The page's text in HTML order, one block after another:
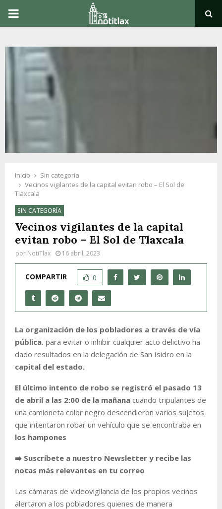
PRIMARY
Inicio
Sin categoría
Vecinos vigilantes de la capital evitan robo – El Sol de
Tlaxcala
SIN CATEGORÍA
Vecinos vigilantes de la capital
evitan robo – El Sol de Tlaxcala
por NotiTlax 16 abril, 2023
COMPARTIR 0
La organización de los pobladores a través de vía
pública. para evitar o inhibir cualquier acto delictivo ha
dado resultados en la delegación de San Isidro en la
capital del estado.
El último intento de robo se registró el pasado 13
de abril a las 2:00 de la mañana cuando tripulantes de
una camioneta color negro descendieron varios sujetos
que intentaron robar un vehículo que se encontraba en
los hampones
➡️ Suscríbete a nuestro Newsletter y recibe las
notas más relevantes en tu correo
Las cámaras de videovigilancia de los propios vecinos
alertaron a los pobladores quienes de manera